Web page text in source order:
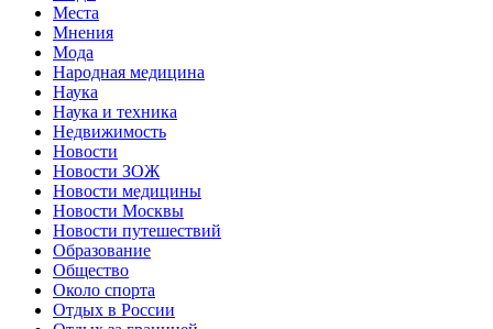
Места
Мнения
Мода
Народная медицина
Наука
Наука и техника
Недвижимость
Новости
Новости ЗОЖ
Новости медицины
Новости Москвы
Новости путешествий
Образование
Общество
Около спорта
Отдых в России